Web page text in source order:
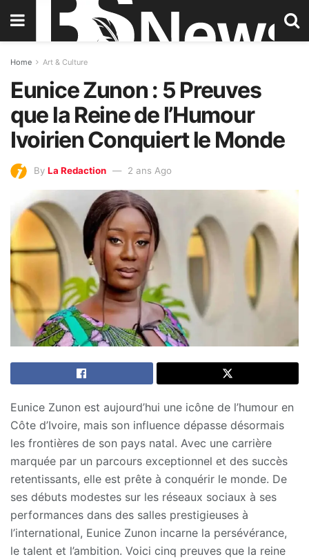
Home Art & Culture
Eunice Zunon : 5 Preuves
que la Reine de l’Humour
Ivoirien Conquiert le Monde
By La Redaction 2 ans Ago
Eunice Zunon est aujourd’hui une icône de l’humour en
Côte d’Ivoire, mais son influence dépasse désormais
les frontières de son pays natal. Avec une carrière
marquée par un parcours exceptionnel et des succès
retentissants, elle est prête à conquérir le monde. De
ses débuts modestes sur les réseaux sociaux à ses
performances dans des salles prestigieuses à
l’international, Eunice Zunon incarne la persévérance,
le talent et l’ambition. Voici cinq preuves que la reine